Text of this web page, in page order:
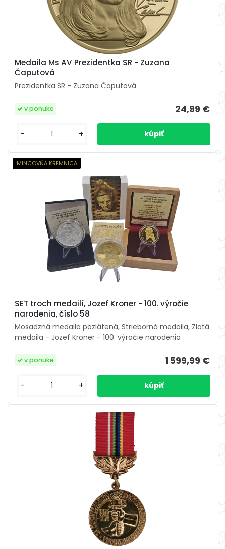
Medaila Ms AV Prezidentka SR - Zuzana
Čaputová
Prezidentka SR - Zuzana Čaputová
24,99 €
v ponuke
- +
SET troch medailí, Jozef Kroner - 100. výročie
narodenia, číslo 58
Mosadzná medaila pozlátená, Strieborná medaila, Zlatá
medaila - Jozef Kroner - 100. výročie narodenia
1 599,99 €
v ponuke
- +
MINCOVŇA KREMNICA